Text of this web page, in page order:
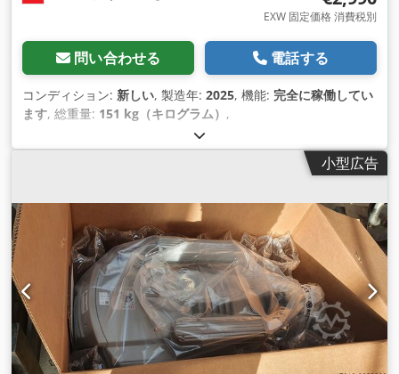
EXW 固定価格 消費税別
問い合わせる 電話する
コンディション: 新しい, 製造年: 2025, 機能: 完全に稼働してい
ます, 総重量: 151 kg（キログラム） ,
小型広告